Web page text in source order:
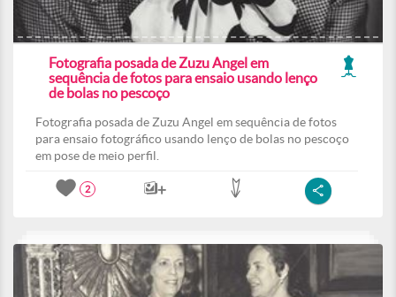
Fotografia posada de Zuzu Angel em
sequência de fotos para ensaio usando lenço
de bolas no pescoço
Fotografia posada de Zuzu Angel em sequência de fotos
para ensaio fotográfico usando lenço de bolas no pescoço
em pose de meio perfil.
2